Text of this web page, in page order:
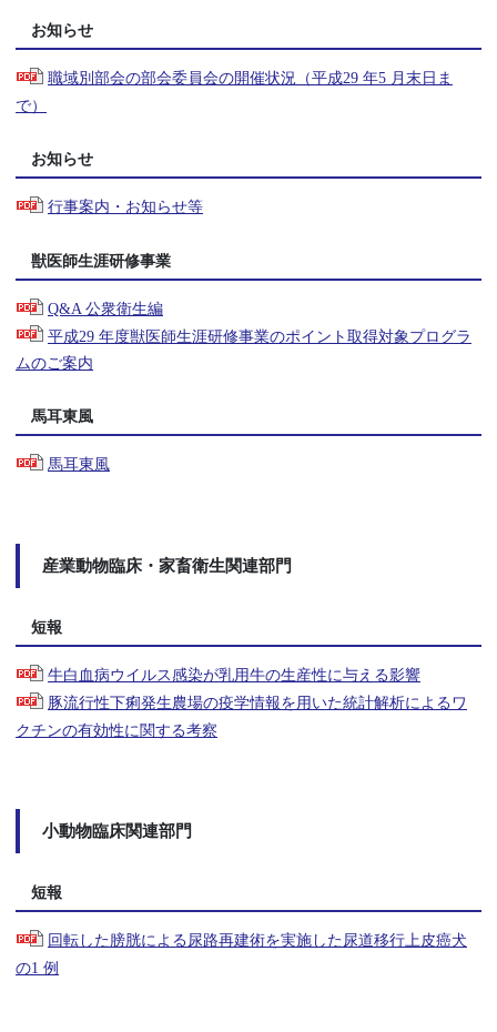
お知らせ
職域別部会の部会委員会の開催状況（平成29 年5 月末日ま
で）
お知らせ
行事案内・お知らせ等
獣医師生涯研修事業
Q&A 公衆衛生編
平成29 年度獣医師生涯研修事業のポイント取得対象プログラ
ムのご案内
馬耳東風
馬耳東風
産業動物臨床・家畜衛生関連部門
短報
牛白血病ウイルス感染が乳用牛の生産性に与える影響
豚流行性下痢発生農場の疫学情報を用いた統計解析によるワ
クチンの有効性に関する考察
小動物臨床関連部門
短報
回転した膀胱による尿路再建術を実施した尿道移行上皮癌犬
の1 例